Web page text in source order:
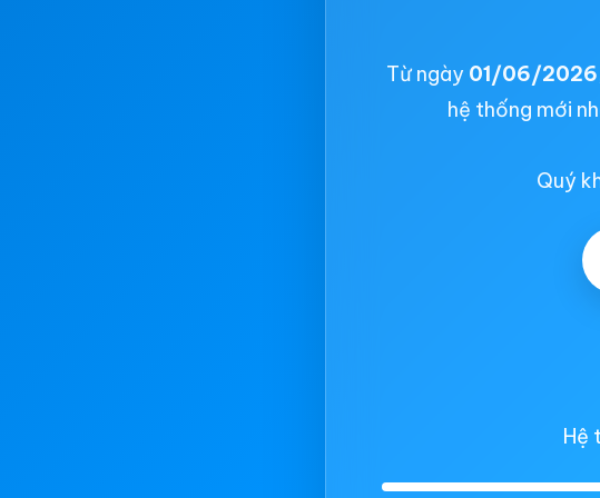
Từ ngày 01/06/2026
hệ thống mới
Quý
Hệ